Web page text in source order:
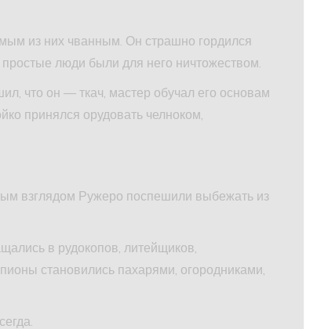
из них чванным. Он страшно гордился
люди были для него ничтожеством.
что он — ткач, мастер обучал его основам
принялся орудовать челноком,
взглядом Ружеро поспешили выбежать из
в рудокопов, литейщиков,
становились пахарями, огородниками,